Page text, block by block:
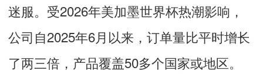
迷服。受2026年美加墨世界杯热潮影响，
公司自2025年6月以来，订单量比平时增长
了两三倍，产品覆盖50多个国家或地区。